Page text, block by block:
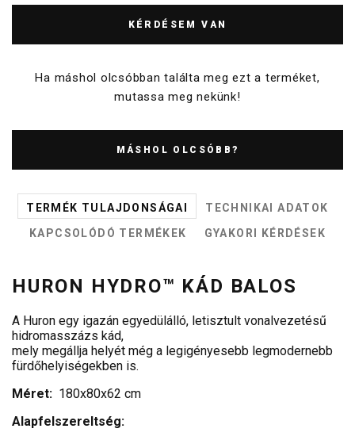
KÉRDÉSEM VAN
Ha máshol olcsóbban találta meg ezt a terméket,
mutassa meg nekünk!
MÁSHOL OLCSÓBB?
TERMÉK TULAJDONSÁGAI
TECHNIKAI ADATOK
KAPCSOLÓDÓ TERMÉKEK
GYAKORI KÉRDÉSEK
HURON HYDRO™ KÁD BALOS
A Huron egy igazán egyedülálló, letisztult vonalvezetésű
hidromasszázs kád,
mely megállja helyét még a legigényesebb legmodernebb
fürdőhelyiségekben is.
Méret: 180x80x62 cm
Alapfelszereltség: